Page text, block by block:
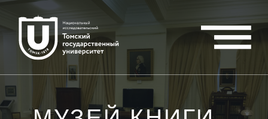
МУЗЕЙ КНИГИ
пр. Ленина, 34а, историческое здание
Научной библиотеки, 1 этаж, каб. 8